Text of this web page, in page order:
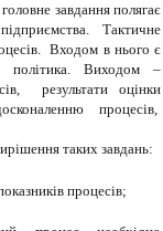
завдання полягає
Тактичне
Входом в нього є
політика. Виходом –
результати оцінки
процесів,
таких завдань:
процесів;